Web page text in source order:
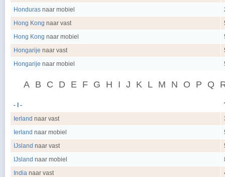
Honduras naar mobiel
Hong Kong naar vast
Hong Kong naar mobiel
Hongarije naar vast
Hongarije naar mobiel
A B C D E F G H I J K L M N O P Q
- I -
Ierland naar vast
Ierland naar mobiel
IJsland naar vast
IJsland naar mobiel
India naar vast